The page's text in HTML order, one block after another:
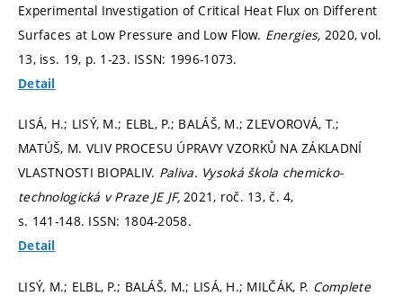
Experimental Investigation of Critical Heat Flux on Different
Surfaces at Low Pressure and Low Flow. Energies, 2020, vol.
13, iss. 19, p. 1-23. ISSN: 1996-1073.
Detail
LISÁ, H.; LISÝ, M.; ELBL, P.; BALÁŠ, M.; ZLEVOROVÁ, T.;
MATÚŠ, M. VLIV PROCESU ÚPRAVY VZORKŮ NA ZÁKLADNÍ
VLASTNOSTI BIOPALIV. Paliva. Vysoká škola chemicko-
technologická v Praze JE JF,2021, roč. 13, č. 4,
s. 141-148. ISSN: 1804-2058.
Detail
LISÝ, M.; ELBL, P.; BALÁŠ, M.; LISÁ, H.; MILČÁK, P. Complete